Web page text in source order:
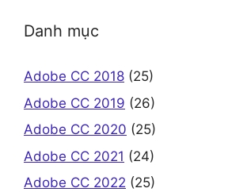
Danh mục
Adobe CC 2018 (25)
Adobe CC 2019 (26)
Adobe CC 2020 (25)
Adobe CC 2021 (24)
Adobe CC 2022 (25)